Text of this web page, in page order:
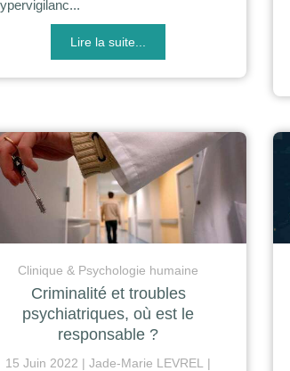
Lire la suite...
Clinique & Psychologie humaine
Criminalité et troubles
psychiatriques, où est le
responsable ?
15 Juin 2022
Jade-Marie LEVREL